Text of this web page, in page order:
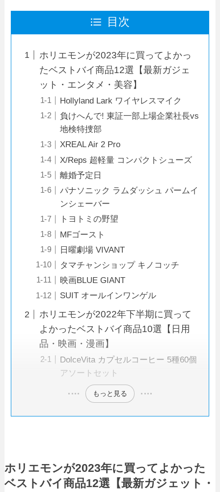
目次
ホリエモンが2023年に買ってよかっ
たベストバイ商品12選【最新ガジェ
ット・エンタメ・美容】
Hollyland Lark ワイヤレスマイク
負けへんで! 東証一部上場企業社長vs
地検特捜部
XREAL Air 2 Pro
X/Reps 超軽量 コンパクトシューズ
離婚予定日
パナソニック ラムダッシュ パームイ
ンシェーバー
トヨトミの野望
MFゴースト
日曜劇場 VIVANT
タマチャンショップ キノコッチ
映画BLUE GIANT
SUIT オールインワンゲル
ホリエモンが2022年下半期に買って
よかったベストバイ商品10選【日用
品・映画・漫画】
DolceVita カプセルコーヒー 5種60個
アソートセット
もっと見る
ホリエモンが2023年に買ってよかった
ベストバイ商品12選【最新ガジェット・